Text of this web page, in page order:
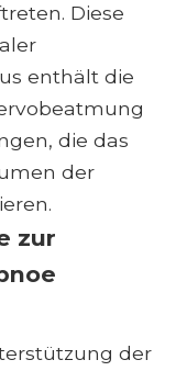
Diese
enthält die
die das
der
zur
der